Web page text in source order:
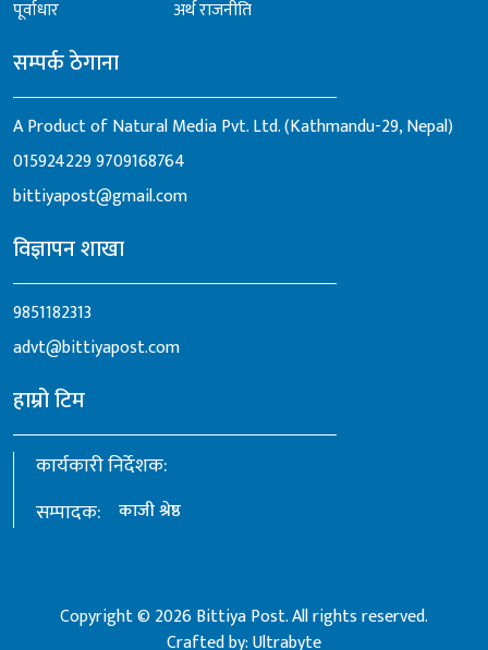
पूर्वाधार
अर्थ राजनीति
सम्पर्क ठेगाना
A Product of Natural Media Pvt. Ltd. (Kathmandu-29, Nepal)
0159242299709168764
bittiyapost@gmail.com
विज्ञापन शाखा
9851182313
advt@bittiyapost.com
हाम्रो टिम
कार्यकारी निर्देशक:
सम्पादक:
काजी श्रेष्ठ
Copyright © 2026 Bittiya Post. All rights reserved.
Crafted by:Ultrabyte